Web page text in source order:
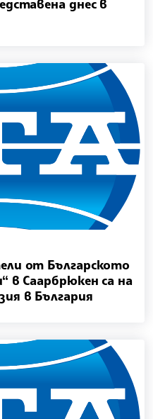
днес в
от Българското
в Саарбрюкен са на
в България